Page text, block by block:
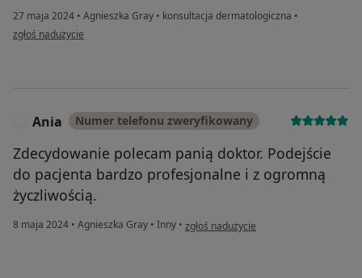
27 maja 2024 • Agnieszka Gray • konsultacja dermatologiczna •
w opinii użytkownika Zuzia
zgłoś nadużycie
Ania Numer telefonu zweryfikowany
Zdecydowanie polecam panią doktor. Podejście
do pacjenta bardzo profesjonalne i z ogromną
życzliwością.
8 maja 2024 • Agnieszka Gray • Inny • w opinii użytkownika Ania
zgłoś nadużycie